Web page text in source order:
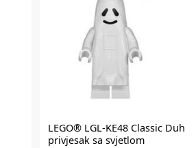
LEGO® LGL-KE48 Classic Duh
privjesak sa svjetlom